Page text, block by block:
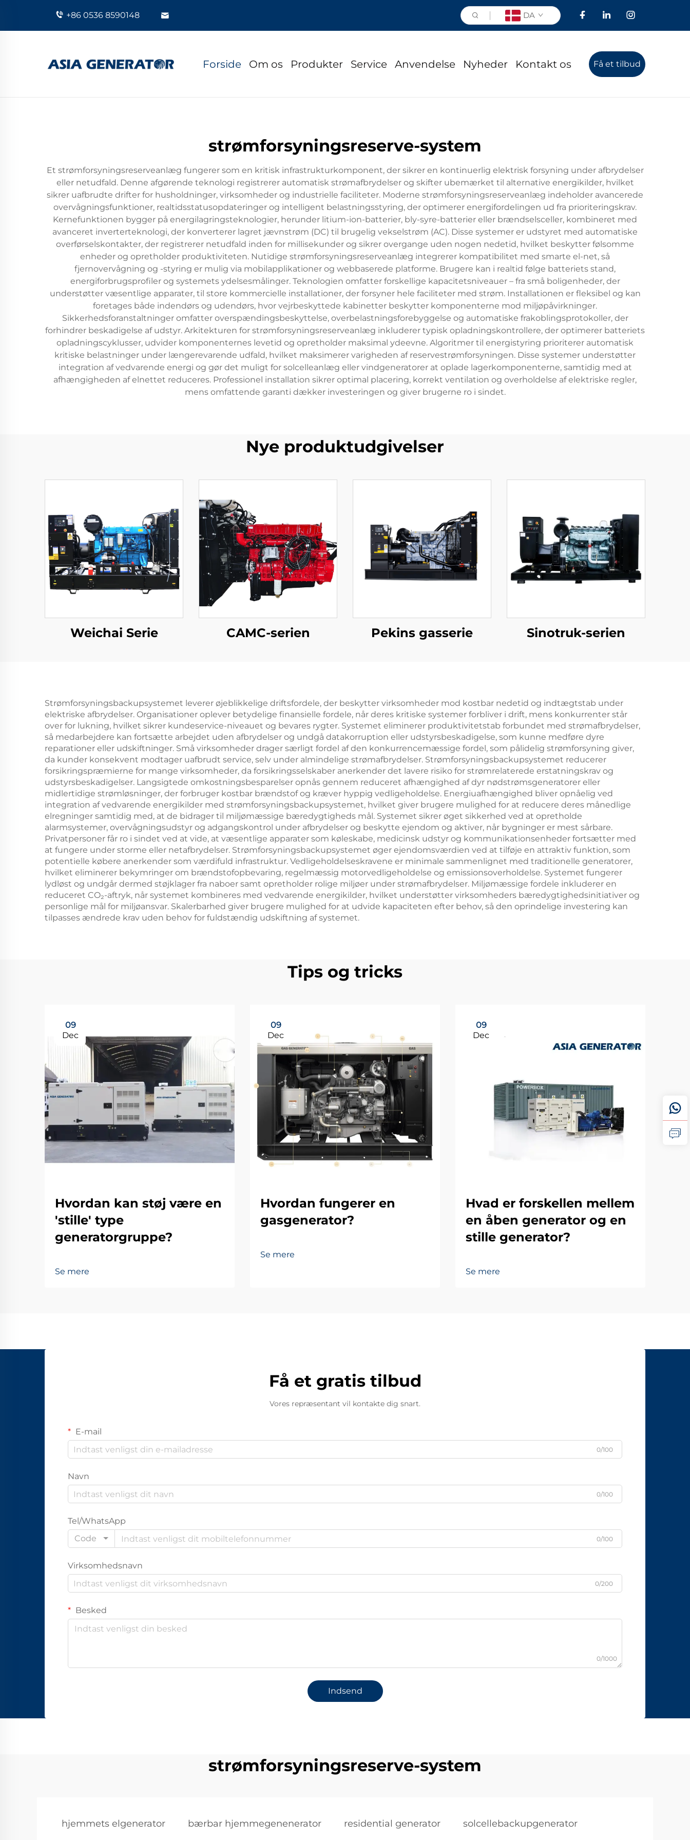
+86 0536 8590148 DA
Forside Om os Produkter Service Anvendelse Nyheder Kontakt os Få et tilbud
strømforsyningsreserve-system
Et strømforsyningsreserveanlæg fungerer som en kritisk infrastrukturkomponent, der sikrer en kontinuerlig elektrisk forsyning under afbrydelser
eller netudfald. Denne afgørende teknologi registrerer automatisk strømafbrydelser og skifter ubemærket til alternative energikilder, hvilket
sikrer uafbrudte drifter for husholdninger, virksomheder og industrielle faciliteter. Moderne strømforsyningsreserveanlæg indeholder avancerede
overvågningsfunktioner, realtidsstatusopdateringer og intelligent belastningsstyring, der optimerer energifordelingen ud fra prioriteringskrav.
Kernefunktionen bygger på energilagringsteknologier, herunder litium-ion-batterier, bly-syre-batterier eller brændselsceller, kombineret med
avanceret inverterteknologi, der konverterer lagret jævnstrøm (DC) til brugelig vekselstrøm (AC). Disse systemer er udstyret med automatiske
overførselskontakter, der registrerer netudfald inden for millisekunder og sikrer overgange uden nogen nedetid, hvilket beskytter følsomme
enheder og opretholder produktiviteten. Nutidige strømforsyningsreserveanlæg integrerer kompatibilitet med smarte el-net, så
fjernovervågning og -styring er mulig via mobilapplikationer og webbaserede platforme. Brugere kan i realtid følge batteriets stand,
energiforbrugsprofiler og systemets ydelsesmålinger. Teknologien omfatter forskellige kapacitetsniveauer – fra små boligenheder, der
understøtter væsentlige apparater, til store kommercielle installationer, der forsyner hele faciliteter med strøm. Installationen er fleksibel og kan
foretages både indendørs og udendørs, hvor vejrbeskyttede kabinetter beskytter komponenterne mod miljøpåvirkninger.
Sikkerhedsforanstaltninger omfatter overspændingsbeskyttelse, overbelastningsforebyggelse og automatiske frakoblingsprotokoller, der
forhindrer beskadigelse af udstyr. Arkitekturen for strømforsyningsreserveanlæg inkluderer typisk opladningskontrollere, der optimerer batteriets
opladningscyklusser, udvider komponenternes levetid og opretholder maksimal ydeevne. Algoritmer til energistyring prioriterer automatisk
kritiske belastninger under længerevarende udfald, hvilket maksimerer varigheden af reservestrømforsyningen. Disse systemer understøtter
integration af vedvarende energi og gør det muligt for solcelleanlæg eller vindgeneratorer at oplade lagerkomponenterne, samtidig med at
afhængigheden af elnettet reduceres. Professionel installation sikrer optimal placering, korrekt ventilation og overholdelse af elektriske regler,
mens omfattende garanti dækker investeringen og giver brugerne ro i sindet.
Nye produktudgivelser
Weichai Serie CAMC-serien Pekins gasserie Sinotruk-serien
Strømforsyningsbackupsystemet leverer øjeblikkelige driftsfordele, der beskytter virksomheder mod kostbar nedetid og indtægtstab under
elektriske afbrydelser. Organisationer oplever betydelige finansielle fordele, når deres kritiske systemer forbliver i drift, mens konkurrenter står
over for lukning, hvilket sikrer kundeservice-niveauet og bevares rygter. Systemet eliminerer produktivitetstab forbundet med strømafbrydelser,
så medarbejdere kan fortsætte arbejdet uden afbrydelser og undgå datakorruption eller udstyrsbeskadigelse, som kunne medføre dyre
reparationer eller udskiftninger. Små virksomheder drager særligt fordel af den konkurrencemæssige fordel, som pålidelig strømforsyning giver,
da kunder konsekvent modtager uafbrudt service, selv under almindelige strømafbrydelser. Strømforsyningsbackupsystemet reducerer
forsikringspræmierne for mange virksomheder, da forsikringsselskaber anerkender det lavere risiko for strømrelaterede erstatningskrav og
udstyrsbeskadigelser. Langsigtede omkostningsbesparelser opnås gennem reduceret afhængighed af dyr nødstrømsgeneratorer eller
midlertidige strømløsninger, der forbruger kostbar brændstof og kræver hyppig vedligeholdelse. Energiuafhængighed bliver opnåelig ved
integration af vedvarende energikilder med strømforsyningsbackupsystemet, hvilket giver brugere mulighed for at reducere deres månedlige
elregninger samtidig med, at de bidrager til miljømæssige bæredygtigheds mål. Systemet sikrer øget sikkerhed ved at opretholde
alarmsystemer, overvågningsudstyr og adgangskontrol under afbrydelser og beskytte ejendom og aktiver, når bygninger er mest sårbare.
Privatpersoner får ro i sindet ved at vide, at væsentlige apparater som køleskabe, medicinsk udstyr og kommunikationsenheder fortsætter med
at fungere under storme eller netafbrydelser. Strømforsyningsbackupsystemet øger ejendomsværdien ved at tilføje en attraktiv funktion, som
potentielle købere anerkender som værdifuld infrastruktur. Vedligeholdelseskravene er minimale sammenlignet med traditionelle generatorer,
hvilket eliminerer bekymringer om brændstofopbevaring, regelmæssig motorvedligeholdelse og emissionsoverholdelse. Systemet fungerer
lydløst og undgår dermed støjklager fra naboer samt opretholder rolige miljøer under strømafbrydelser. Miljømæssige fordele inkluderer en
reduceret CO₂-aftryk, når systemet kombineres med vedvarende energikilder, hvilket understøtter virksomheders bæredygtighedsinitiativer og
personlige mål for miljøansvar. Skalerbarhed giver brugere mulighed for at udvide kapaciteten efter behov, så den oprindelige investering kan
tilpasses ændrede krav uden behov for fuldstændig udskiftning af systemet.
Tips og tricks
09
Dec
Hvordan kan støj være en
'stille' type
generatorgruppe?
Se mere
09
Dec
Hvordan fungerer en
gasgenerator?
Se mere
09
Dec
Hvad er forskellen mellem
en åben generator og en
stille generator?
Se mere
Få et gratis tilbud
Vores repræsentant vil kontakte dig snart.
E-mail
0/100
Navn
0/100
Tel/WhatsApp
Code
0/100
Virksomhedsnavn
0/200
Besked
0/1000
Indsend
strømforsyningsreserve-system
hjemmets elgenerator bærbar hjemmegenenerator residential generator solcellebackupgenerator